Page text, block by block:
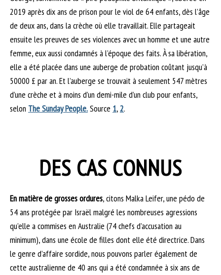
2019 après dix ans de prison pour le viol de 64 enfants, dès l’âge
de deux ans, dans la crèche où elle travaillait. Elle partageait
ensuite les preuves de ses violences avec un homme et une autre
femme, eux aussi condamnés à l’époque des faits. À sa libération,
elle a été placée dans une auberge de probation coûtant jusqu’à
50000 £ par an. Et l’auberge se trouvait à seulement 547 mètres
d’une crèche et à moins d’un demi-mile d’un club pour enfants,
selon The Sunday People.Source 1,2.
DES CAS CONNUS
En matière de grosses ordures, citons Malka Leifer, une pédo de
54 ans protégée par Israël malgré les nombreuses agressions
qu’elle a commises en Australie (74 chefs d’accusation au
minimum), dans une école de filles dont elle été directrice. Dans
le genre d’affaire sordide, nous pouvons parler également de
cette australienne de 40 ans qui a été condamnée à six ans de